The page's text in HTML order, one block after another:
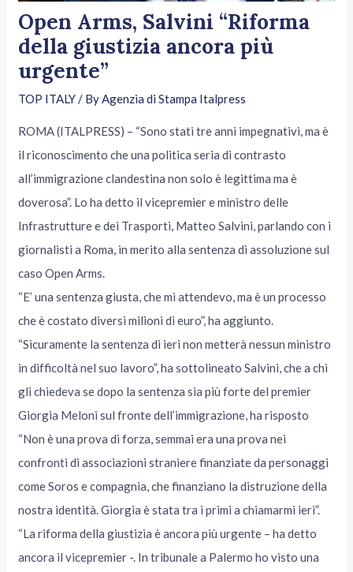
Open Arms, Salvini “Riforma
della giustizia ancora più
urgente”
TOP ITALY/ ByAgenzia di Stampa Italpress
ROMA (ITALPRESS) – “Sono stati tre anni impegnativi, ma è
il riconoscimento che una politica seria di contrasto
all’immigrazione clandestina non solo è legittima ma è
doverosa”. Lo ha detto il vicepremier e ministro delle
Infrastrutture e dei Trasporti, Matteo Salvini, parlando con i
giornalisti a Roma, in merito alla sentenza di assoluzione sul
caso Open Arms.
“E’ una sentenza giusta, che mi attendevo, ma è un processo
che è costato diversi milioni di euro”, ha aggiunto.
“Sicuramente la sentenza di ieri non metterà nessun ministro
in difficoltà nel suo lavoro”, ha sottolineato Salvini, che a chi
gli chiedeva se dopo la sentenza sia più forte del premier
Giorgia Meloni sul fronte dell’immigrazione, ha risposto
“Non è una prova di forza, semmai era una prova nei
confronti di associazioni straniere finanziate da personaggi
come Soros e compagnia, che finanziano la distruzione della
nostra identità. Giorgia è stata tra i primi a chiamarmi ieri”.
“La riforma della giustizia è ancora più urgente – ha detto
ancora il vicepremier -. In tribunale a Palermo ho visto una